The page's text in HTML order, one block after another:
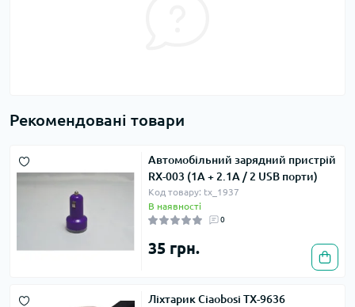
Рекомендовані товари
Автомобільний зарядний пристрій
RX-003 (1A + 2.1A / 2 USB порти)
Код товару: tx_1937
В наявності
0
35 грн.
Ліхтарик Ciaobosi TX-9636